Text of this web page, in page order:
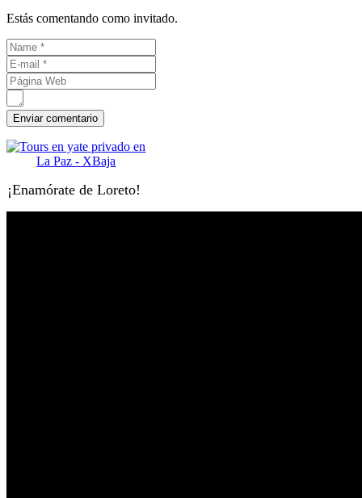
Estás comentando como invitado.
¡Enamórate de Loreto!